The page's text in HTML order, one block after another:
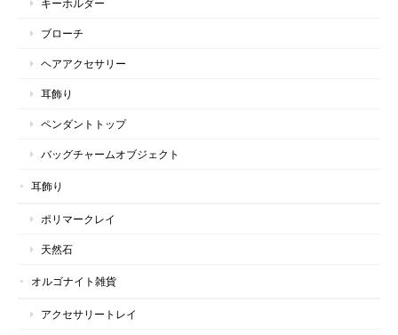
キーホルダー
ブローチ
ヘアアクセサリー
耳飾り
ペンダントトップ
バッグチャームオブジェクト
耳飾り
ポリマークレイ
天然石
オルゴナイト雑貨
アクセサリートレイ